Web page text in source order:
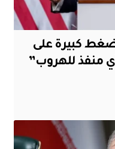
كبيرة على
منفذ للهروب”